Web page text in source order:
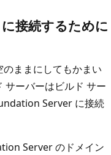
接続するために
ままにしてもかまい
サーバーはビルド サー
Server に接続
Server のドメイン